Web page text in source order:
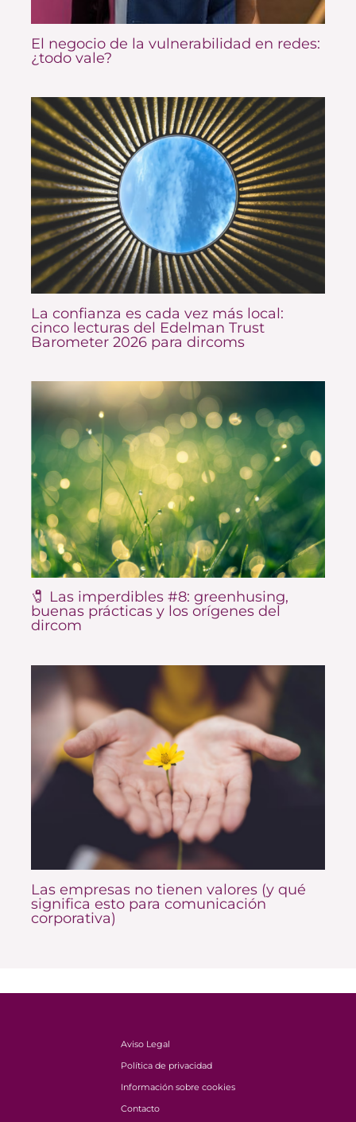
El negocio de la vulnerabilidad en redes:
¿todo vale?
La confianza es cada vez más local:
cinco lecturas del Edelman Trust
Barometer 2026 para dircoms
🧷 Las imperdibles #8: greenhusing,
buenas prácticas y los orígenes del
dircom
Las empresas no tienen valores (y qué
significa esto para comunicación
corporativa)
Aviso Legal
Política de privacidad
Información sobre cookies
Contacto